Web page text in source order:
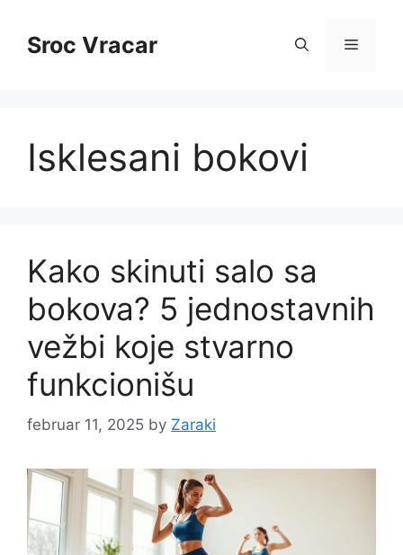
contentSroc Vracar Menu
Isklesani bokovi
Kako skinuti salo sa
bokova? 5 jednostavnih
vežbi koje stvarno
funkcionišu
februar 11, 2025 by Zaraki